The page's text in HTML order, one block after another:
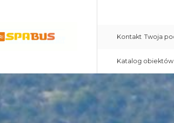
Kontakt Twoja
Katalog obiektów